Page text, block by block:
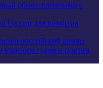
обмен пленными с
России для развития
российской армии
морским судам и портам